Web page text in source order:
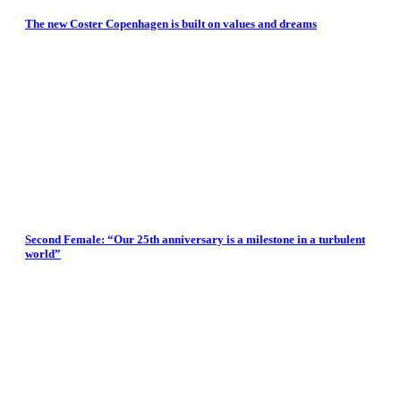
The new Coster Copenhagen is built on values and dreams
Second Female: “Our 25th anniversary is a milestone in a turbulent
world”